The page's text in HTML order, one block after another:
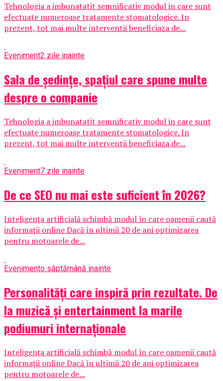
Tehnologia a imbunatatit semnificativ modul in care sunt
efectuate numeroase tratamente stomatologice. In
prezent, tot mai multe interventii beneficiaza de...
Eveniment2 zile inainte
Sala de ședințe, spațiul care spune multe
despre o companie
Tehnologia a imbunatatit semnificativ modul in care sunt
efectuate numeroase tratamente stomatologice. In
prezent, tot mai multe interventii beneficiaza de...
Eveniment7 zile inainte
De ce SEO nu mai este suficient în 2026?
Inteligența artificială schimbă modul în care oamenii caută
informații online Dacă în ultimii 20 de ani optimizarea
pentru motoarele de...
Evenimento săptămână inainte
Personalități care inspiră prin rezultate. De
la muzică și entertainment la marile
podiumuri internaționale
Inteligența artificială schimbă modul în care oamenii caută
informații online Dacă în ultimii 20 de ani optimizarea
pentru motoarele de...